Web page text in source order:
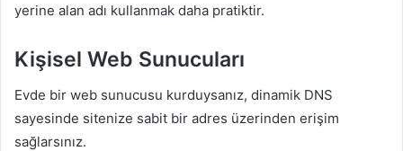
yerine alan adı kullanmak daha pratiktir.
Kişisel Web Sunucuları
Evde bir web sunucusu kurduysanız, dinamik DNS
sayesinde sitenize sabit bir adres üzerinden erişim
sağlarsınız.